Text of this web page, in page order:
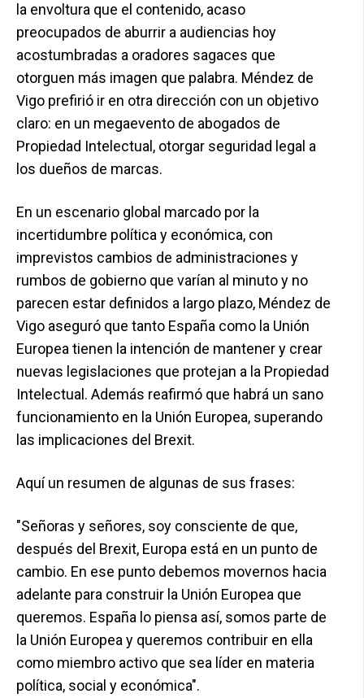
la envoltura que el contenido, acaso
preocupados de aburrir a audiencias hoy
acostumbradas a oradores sagaces que
otorguen más imagen que palabra. Méndez de
Vigo prefirió ir en otra dirección con un objetivo
claro: en un megaevento de abogados de
Propiedad Intelectual, otorgar seguridad legal a
los dueños de marcas.
En un escenario global marcado por la
incertidumbre política y económica, con
imprevistos cambios de administraciones y
rumbos de gobierno que varían al minuto y no
parecen estar definidos a largo plazo, Méndez de
Vigo aseguró que tanto España como la Unión
Europea tienen la intención de mantener y crear
nuevas legislaciones que protejan a la Propiedad
Intelectual. Además reafirmó que habrá un sano
funcionamiento en la Unión Europea, superando
las implicaciones del Brexit.
Aquí un resumen de algunas de sus frases:
"Señoras y señores, soy consciente de que,
después del Brexit, Europa está en un punto de
cambio. En ese punto debemos movernos hacia
adelante para construir la Unión Europea que
queremos. España lo piensa así, somos parte de
la Unión Europea y queremos contribuir en ella
como miembro activo que sea líder en materia
política, social y económica".